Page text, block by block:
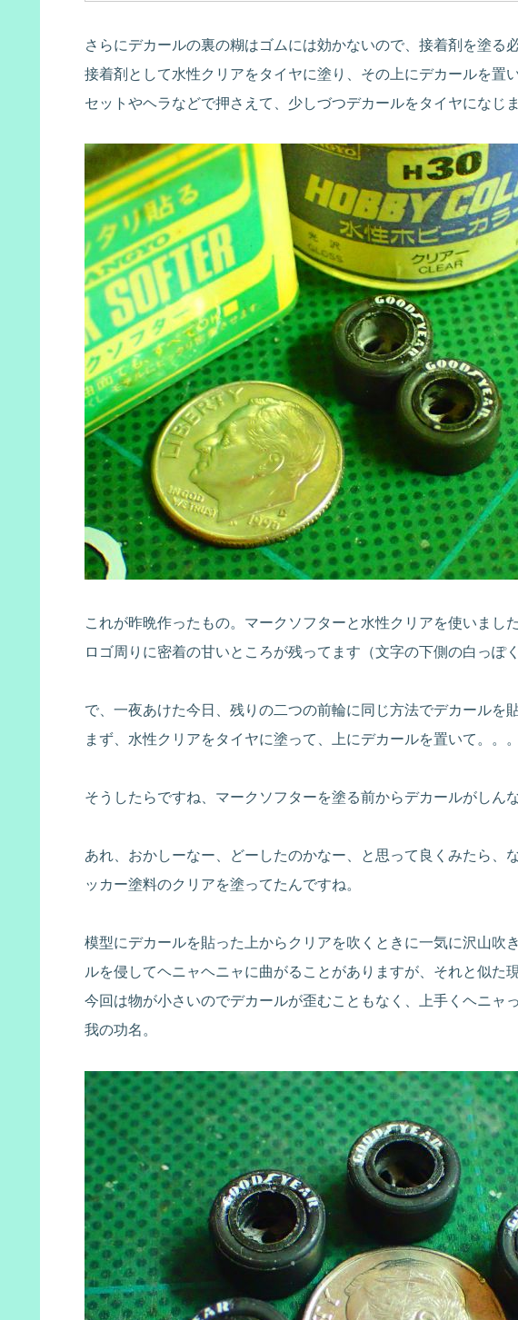
さらにデカールの裏の糊はゴムには効かないので、接着剤を塗る
接着剤として水性クリアをタイヤに塗り、その上にデカールを置
セットやヘラなどで押さえて、少しづつデカールをタイヤになじ
これが昨晩作ったもの。マークソフターと水性クリアを使いました
ロゴ周りに密着の甘いところが残ってます（文字の下側の白っぽ
で、一夜あけた今日、残りの二つの前輪に同じ方法でデカールを
まず、水性クリアをタイヤに塗って、上にデカールを置いて。。。
そうしたらですね、マークソフターを塗る前からデカールがしん
あれ、おかしーなー、どーしたのかなー、と思って良くみたら、
ッカー塗料のクリアを塗ってたんですね。
模型にデカールを貼った上からクリアを吹くときに一気に沢山吹
ルを侵してヘニャヘニャに曲がることがありますが、それと似た
今回は物が小さいのでデカールが歪むこともなく、上手くヘニャ
我の功名。